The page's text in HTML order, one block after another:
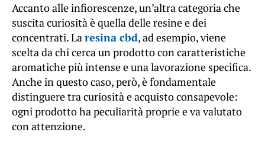
Accanto alle infiorescenze, un’altra categoria che
suscita curiosità è quella delle resine e dei
concentrati. Laresina cbd, ad esempio, viene
scelta da chi cerca un prodotto con caratteristiche
aromatiche più intense e una lavorazione specifica.
Anche in questo caso, però, è fondamentale
distinguere tra curiosità e acquisto consapevole:
ogni prodotto ha peculiarità proprie e va valutato
con attenzione.